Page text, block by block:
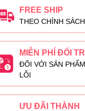
FREE SHIP
THEO CHÍNH SÁCH
MIỄN PHÍ ĐỔI
ĐỐI VỚI SẢN PHẨM
LỖI
ƯU ĐÃI THÀNH